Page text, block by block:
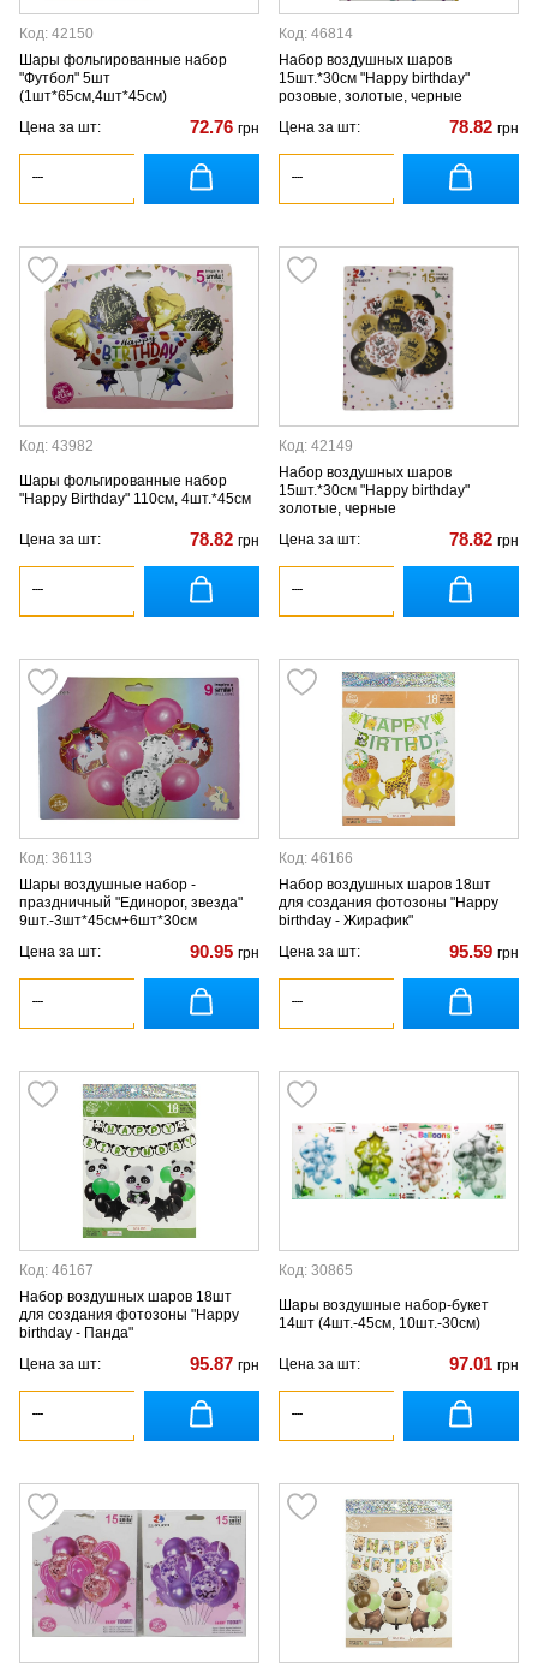
Код: 42150
Шары фольгированные набор
"Футбол" 5шт
(1шт*65см,4шт*45см)
Цена за шт:
72.76 грн
Код: 46814
Набор воздушных шаров
15шт.*30см "Happy birthday"
розовые, золотые, черные
Цена за шт:
78.82 грн
Код: 43982
Шары фольгированные набор
"Happy Birthday" 110см, 4шт.*45см
Цена за шт: 78.82 грн
Код: 42149
Набор воздушных шаров
15шт.*30см "Happy birthday"
золотые, черные
Цена за шт:
78.82 грн
Код: 36113
Шары воздушные набор -
праздничный "Единорог, звезда"
9шт.-3шт*45см+6шт*30см
Цена за шт:
90.95 грн
Код: 46166
Набор воздушных шаров 18шт
для создания фотозоны "Happy
birthday - Жирафик"
Цена за шт:
95.59 грн
Код: 46167
Набор воздушных шаров 18шт
для создания фотозоны "Happy
birthday - Панда"
Цена за шт:
95.87 грн
Код: 30865
Шары воздушные набор-букет
14шт (4шт.-45см, 10шт.-30см)
Цена за шт: 97.01 грн